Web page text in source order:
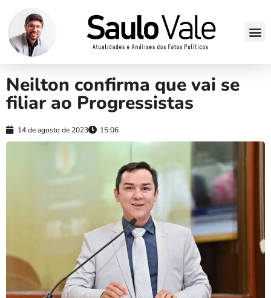
Neilton confirma que vai se
filiar ao Progressistas
14 de agosto de 2023 15:06